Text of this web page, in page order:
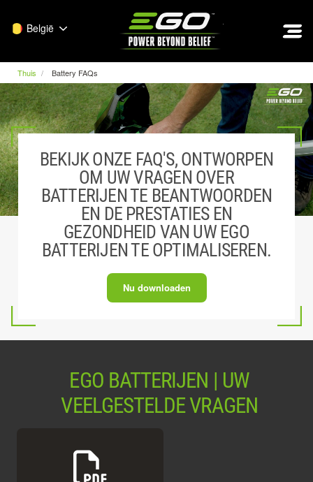
België
Thuis Battery FAQs
BEKIJK ONZE FAQ'S, ONTWORPEN
OM UW VRAGEN OVER
BATTERIJEN TE BEANTWOORDEN
EN DE PRESTATIES EN
GEZONDHEID VAN UW EGO
BATTERIJEN TE OPTIMALISEREN.
Nu downloaden
EGO BATTERIJEN | UW
VEELGESTELDE VRAGEN